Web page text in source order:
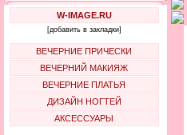
W-IMAGE.RU
[добавить в закладки]
ВЕЧЕРНИЕ ПРИЧЕСКИ
ВЕЧЕРНИЙ МАКИЯЖ
ВЕЧЕРНИЕ ПЛАТЬЯ
ДИЗАЙН НОГТЕЙ
АКСЕССУАРЫ